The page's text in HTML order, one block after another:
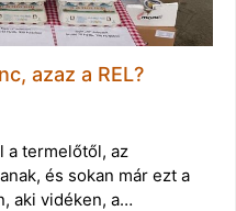
azaz a REL?
a termelőtől, az
és sokan már ezt a
aki vidéken, a…